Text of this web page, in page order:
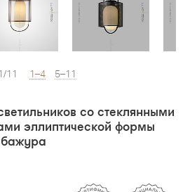
11 1–4 5–11
со стеклянными
эллиптической формы